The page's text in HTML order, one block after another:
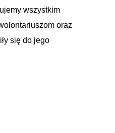
wszystkim
oraz
się do jego